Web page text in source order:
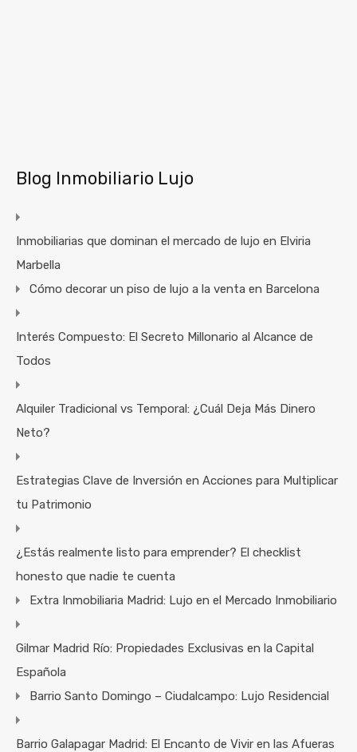
Blog Inmobiliario Lujo
Inmobiliarias que dominan el mercado de lujo en Elviria
Marbella
Cómo decorar un piso de lujo a la venta en Barcelona
Interés Compuesto: El Secreto Millonario al Alcance de
Todos
Alquiler Tradicional vs Temporal: ¿Cuál Deja Más Dinero
Neto?
Estrategias Clave de Inversión en Acciones para Multiplicar
tu Patrimonio
¿Estás realmente listo para emprender? El checklist
honesto que nadie te cuenta
Extra Inmobiliaria Madrid: Lujo en el Mercado Inmobiliario
Gilmar Madrid Río: Propiedades Exclusivas en la Capital
Española
Barrio Santo Domingo – Ciudalcampo: Lujo Residencial
Barrio Galapagar Madrid: El Encanto de Vivir en las Afueras